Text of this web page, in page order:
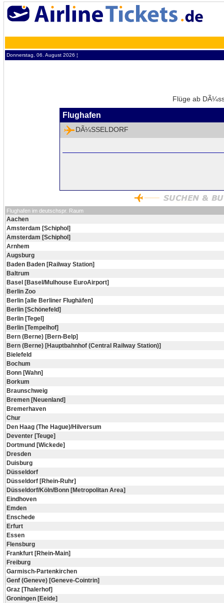
Donnerstag, 06. August 2026 ¦
Flüge ab
Flughafen
DÃ¼SSELDORF
Flughafen im deutschspr. Raum
Aachen
Amsterdam [Schiphol]
Amsterdam [Schiphol]
Arnhem
Augsburg
Baden Baden [Railway Station]
Baltrum
Basel [Basel/Mulhouse EuroAirport]
Berlin Zoo
Berlin [alle Berliner Flughäfen]
Berlin [Schönefeld]
Berlin [Tegel]
Berlin [Tempelhof]
Bern (Berne) [Bern-Belp]
Bern (Berne) [Hauptbahnhof (Central Railway Station)]
Bielefeld
Bochum
Bonn [Wahn]
Borkum
Braunschweig
Bremen [Neuenland]
Bremerhaven
Chur
Den Haag (The Hague)/Hilversum
Deventer [Teuge]
Dortmund [Wickede]
Dresden
Duisburg
Düsseldorf
Düsseldorf [Rhein-Ruhr]
Düsseldorf/Köln/Bonn [Metropolitan Area]
Eindhoven
Emden
Enschede
Erfurt
Essen
Flensburg
Frankfurt [Rhein-Main]
Freiburg
Garmisch-Partenkirchen
Genf (Geneve) [Geneve-Cointrin]
Graz [Thalerhof]
Groningen [Eeide]